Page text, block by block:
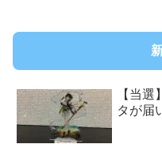
【当
タが届